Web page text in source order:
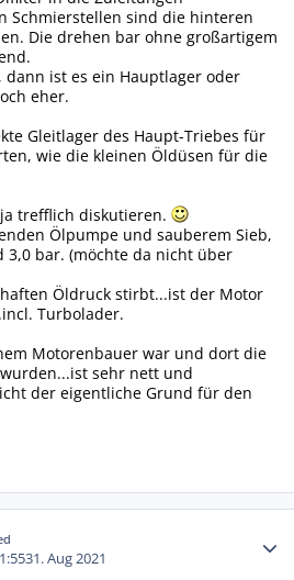
Schmierstellen sind die hinteren
Die drehen bar ohne großartigem
dann ist es ein Hauptlager oder
eher.
Gleitlager des Haupt-Triebes für
wie die kleinen Öldüsen für die
trefflich diskutieren.
Ölpumpe und sauberem Sieb,
bar. (möchte da nicht über
Öldruck stirbt...ist der Motor
Turbolader.
Motorenbauer war und dort die
sehr nett und
der eigentliche Grund für den
31. Aug 2021